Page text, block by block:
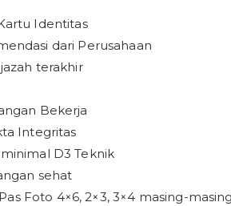
Identitas
dari Perusahaan
terakhir
Bekerja
Integritas
D3 Teknik
sehat
Foto 4×6, 2×3, 3×4 masing-